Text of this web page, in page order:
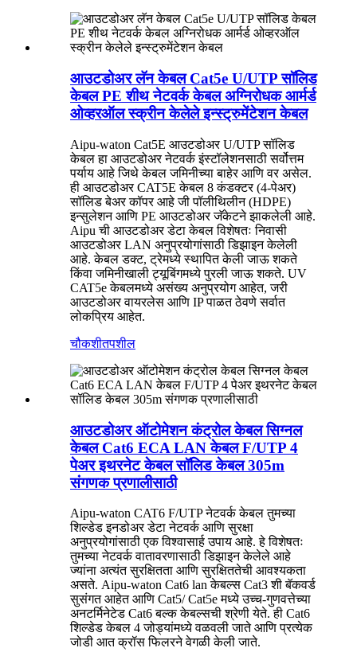
आउटडोअर लॅन केबल Cat5e U/UTP सॉलिड
केबल PE शीथ नेटवर्क केबल अग्निरोधक आर्मर्ड
ओव्हरऑल स्क्रीन केलेले इन्स्ट्रुमेंटेशन केबल
Aipu-waton Cat5E आउटडोअर U/UTP सॉलिड
केबल हा आउटडोअर नेटवर्क इंस्टॉलेशनसाठी सर्वोत्तम
पर्याय आहे जिथे केबल जमिनीच्या बाहेर आणि वर असेल.
ही आउटडोअर CAT5E केबल 8 कंडक्टर (4-पेअर)
सॉलिड बेअर कॉपर आहे जी पॉलीथिलीन (HDPE)
इन्सुलेशन आणि PE आउटडोअर जॅकेटने झाकलेली आहे.
Aipu ची आउटडोअर डेटा केबल विशेषतः निवासी
आउटडोअर LAN अनुप्रयोगांसाठी डिझाइन केलेली
आहे. केबल डक्ट, ट्रेमध्ये स्थापित केली जाऊ शकते
किंवा जमिनीखाली ट्यूबिंगमध्ये पुरली जाऊ शकते. UV
CAT5e केबलमध्ये असंख्य अनुप्रयोग आहेत, जरी
आउटडोअर वायरलेस आणि IP पाळत ठेवणे सर्वात
लोकप्रिय आहेत.
चौकशीतपशील
आउटडोअर ऑटोमेशन कंट्रोल केबल सिग्नल
केबल Cat6 ECA LAN केबल F/UTP 4
पेअर इथरनेट केबल सॉलिड केबल 305m
संगणक प्रणालीसाठी
Aipu-waton CAT6 F/UTP नेटवर्क केबल तुमच्या
शिल्डेड इनडोअर डेटा नेटवर्क आणि सुरक्षा
अनुप्रयोगांसाठी एक विश्वासार्ह उपाय आहे. हे विशेषतः
तुमच्या नेटवर्क वातावरणासाठी डिझाइन केलेले आहे
ज्यांना अत्यंत सुरक्षितता आणि सुरक्षिततेची आवश्यकता
असते. Aipu-waton Cat6 lan केबल्स Cat3 शी बॅकवर्ड
सुसंगत आहेत आणि Cat5/ Cat5e मध्ये उच्च-गुणवत्तेच्या
अनटर्मिनेटेड Cat6 बल्क केबल्सची श्रेणी येते. ही Cat6
शिल्डेड केबल 4 जोड्यांमध्ये वळवली जाते आणि प्रत्येक
जोडी आत क्रॉस फिलरने वेगळी केली जाते.